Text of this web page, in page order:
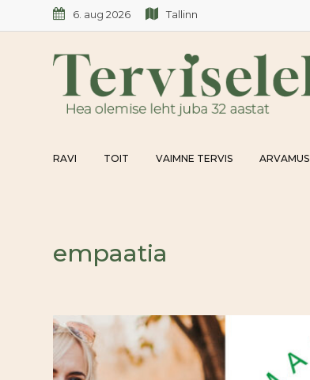
to
6. aug 2026 Tallinn
RAVI TOIT VAIMNE TERVIS ARVAMUS
empaatia